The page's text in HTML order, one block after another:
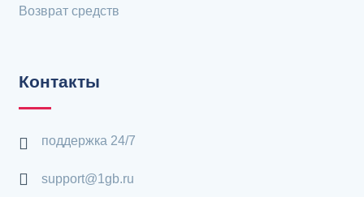
Возврат средств
Контакты
поддержка 24/7
support@1gb.ru